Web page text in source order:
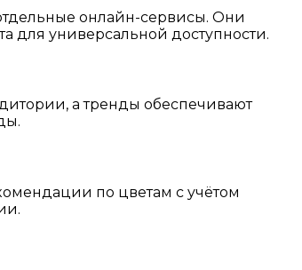
онлайн-сервисы. Они
для универсальной доступности.
а тренды обеспечивают
по цветам с учётом